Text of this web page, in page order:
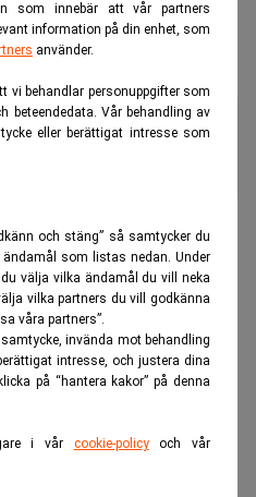
som innebär att vår partners
information på din enhet, som
använder.
vi behandlar personuppgifter som
beteendedata. Vår behandling av
eller berättigat intresse som
och stäng” så samtycker du
som listas nedan. Under
du välja vilka ändamål du vill neka
vilka partners du vill godkänna
våra partners”.
invända mot behandling
intresse, och justera dina
på “hantera kakor” på denna
i vår cookie-policyoch vår
en minoritetspost, där fem
ritas om – efter
Vingköp gör Sunweb en
Europas flygmarknad
hård internationell
linjenät gör att de stora
som mindre nationella
äger bland annat Lufthansa,